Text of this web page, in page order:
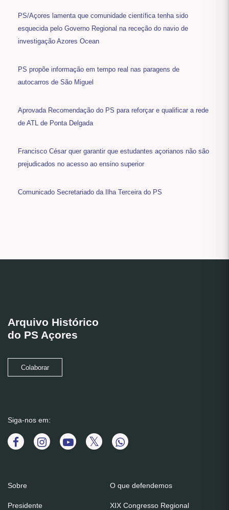
PS/Açores lamenta que comunidade científica tenha sido
esquecida pelo Governo Regional na receção do navio de
investigação Azores Ocean
PS propõe informação em tempo real nas paragens de
autocarros de São Miguel
Aprovada Recomendação do PS para reforçar e qualificar a rede
de ATL de Ponta Delgada
Francisco César quer garantir que estudantes açorianos não são
prejudicados no acesso ao ensino superior
Comunicado Secretariado da Ilha Terceira do PS
Arquivo Histórico
do PS Açores
Colaborar
Siga-nos em:
Sobre
Presidente
O que defendemos
XIX Congresso Regional